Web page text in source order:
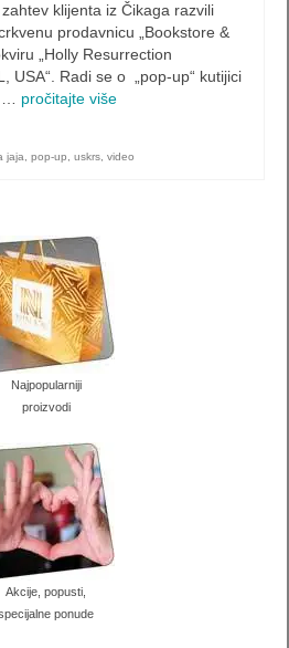
za nakit
za nakit
za nakit
za nakit
za nakit
za nakit
za nakit
za nakit
klijenta iz Čikaga razvili
prodavnicu „Bookstore &
„Holly Resurrection
USA“. Radi se o „pop-up“ kutijici
… pročitajte više
jaja pop-up uskrs video
Najpopularniji
proizvodi
Akcije, popusti,
ponude